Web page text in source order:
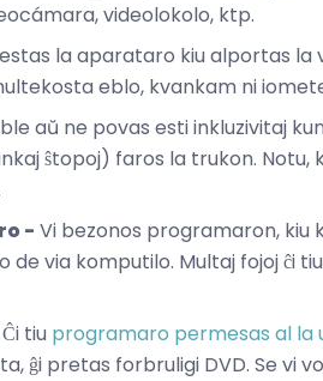
videolokolo, ktp.
la aparataro kiu alportas la
eblo, kvankam ni
aŭ ne povas esti inkluzivitaj
ŝtopoj) faros la trukon. Notu,
- Vi bezonos programaron,
de via komputilo. Multaj fojoj ĉi
Ĉi tiu programaro permesas al la
ĝi pretas forbruligi DVD. Se vi